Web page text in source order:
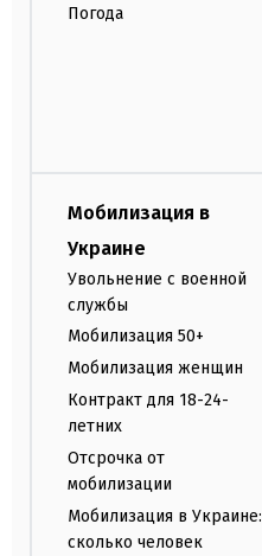
Погода
Мобилизация в
Украине
Увольнение с военной
службы
Мобилизация 50+
Мобилизация женщин
Контракт для 18-24-
летних
Отсрочка от
мобилизации
Мобилизация в Украине:
сколько человек